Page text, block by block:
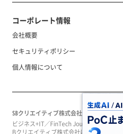
コーポレート情報
会社概要
セキュリティポリシー
個人情報について
SBクリエイティブ株式会社
ビジネス+IT／FinTech Journal／
Bクリエイティブ株式会社によって運営さ